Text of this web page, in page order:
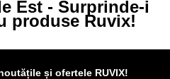
Est - Surprinde-i
produse Ruvix!
și ofertele RUVIX!